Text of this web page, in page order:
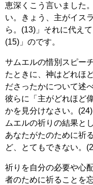
恵深くこう言いました
い。きょう、主がイス
ら。(13)」それに代え
(15)」のです。
サムエルの惜別スピー
たときに、神はどれほ
ださったかについて述
彼らに「主がどれほど
かを見分けなさい。
ムエルの祈りの結果と
あなたがたのために祈
ど、とてもできない。
祈りを自分の必要や心
者のために祈ることを